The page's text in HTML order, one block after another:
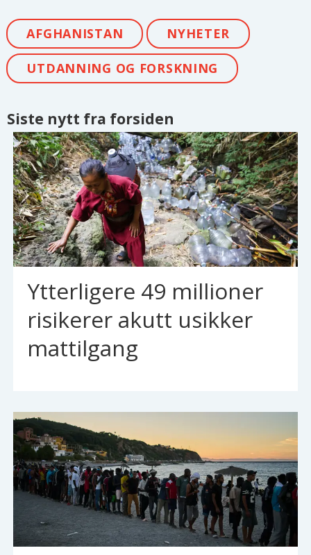
AFGHANISTAN NYHETER
UTDANNING OG FORSKNING
Siste nytt fra forsiden
Ytterligere 49 millioner
risikerer akutt usikker
mattilgang